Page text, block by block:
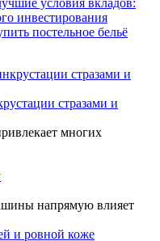
условия вкладов:
инвестирования
постельное бельё
стразами и
многих
напрямую влияет